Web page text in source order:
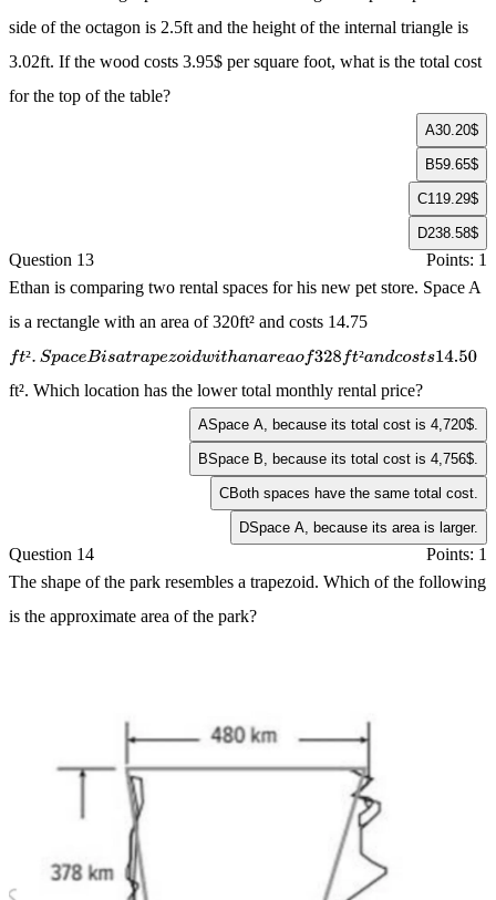
side of the octagon is 2.5ft and the height of the internal triangle is
3.02ft. If the wood costs 3.95$ per square foot, what is the total cost
for the top of the table?
A30.20$
B59.65$
C119.29$
D238.58$
Question 13
Points: 1
Ethan is comparing two rental spaces for his new pet store. Space A
is a rectangle with an area of 320ft² and costs 14.75
² ²
f t² .SpaceBisatrapezoidwithanareaof328ft²andcost 14.50
ft². Which location has the lower total monthly rental price?
ASpace A, because its total cost is 4,720$.
BSpace B, because its total cost is 4,756$.
CBoth spaces have the same total cost.
DSpace A, because its area is larger.
Question 14
Points: 1
The shape of the park resembles a trapezoid. Which of the following
is the approximate area of the park?